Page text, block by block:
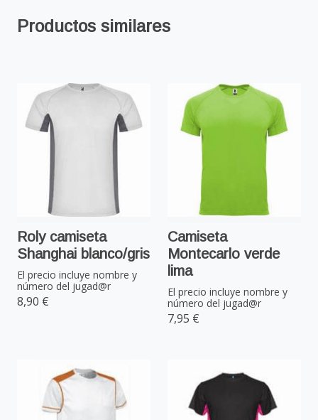
Productos similares
Roly camiseta
Shanghai blanco/gris
El precio incluye nombre y
número del jugad@r
8,90 €
Camiseta
Montecarlo verde
lima
El precio incluye nombre y
número del jugad@r
7,95 €